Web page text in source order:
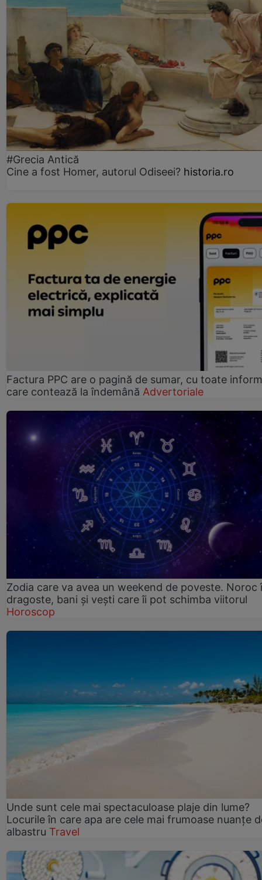
#Grecia Antică
Cine a fost Homer, autorul Odiseei? historia.ro
Factura PPC are o pagină de sumar, cu toate
care contează la îndemână Advertoriale
Zodia care va avea un weekend de poveste. Noroc
dragoste, bani și vești care îi pot schimba viitorul
Horoscop
Unde sunt cele mai spectaculoase plaje din lume?
Locurile în care apa are cele mai frumoase nuanțe
albastru Travel